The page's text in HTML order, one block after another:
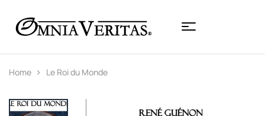
Home Le Roi du Monde